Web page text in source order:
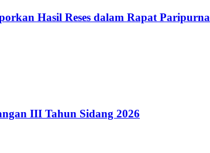
Hasil Reses dalam Rapat Paripurna
III Tahun Sidang 2026